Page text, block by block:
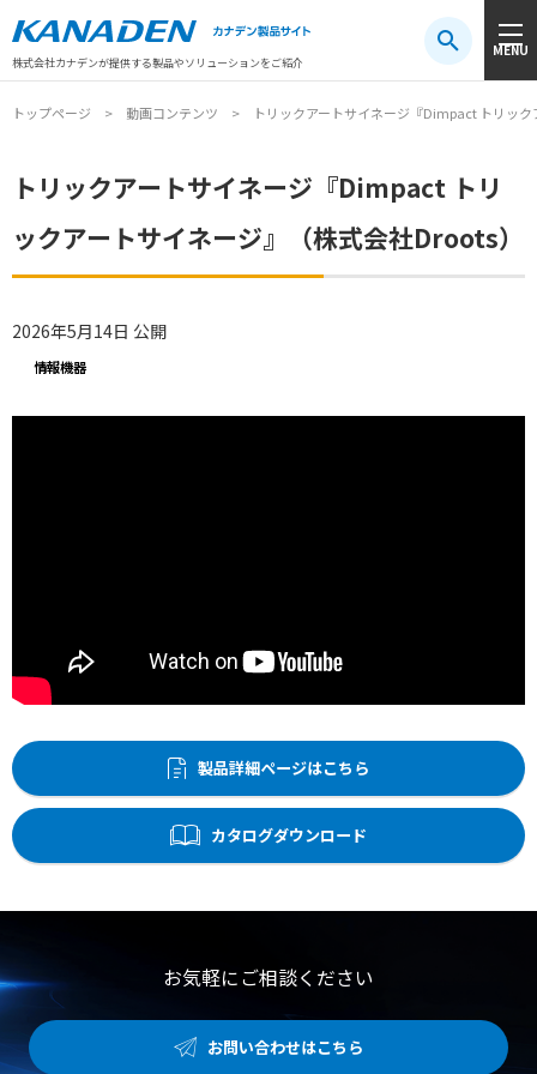
株式会社カナデンが提供する製品やソリューションをご紹介
MENU
注目キーワード#振動センサ#AGV #防爆#アシストスーツ
トップページ 動画コンテンツ トリックアートサイネージ『Dimpact トリッ
トリックアートサイネージ『Dimpact トリ
ックアートサイネージ』（株式会社Droots）
2026年5月14日 公開
情報機器
製品詳細ページはこちら
カタログダウンロード
お気軽にご相談ください
お問い合わせはこちら